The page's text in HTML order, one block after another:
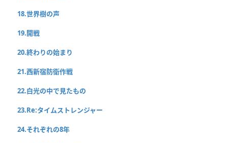
18.世界樹の声
19.開戦
20.終わりの始まり
21.西新宿防衛作戦
22.白光の中で見たもの
23.Re:タイムストレンジャー
24.それぞれの8年